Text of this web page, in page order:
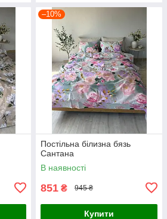
–10%
Постільна білизна бязь
Сантана
В наявності
851 ₴ 945 ₴
Купити